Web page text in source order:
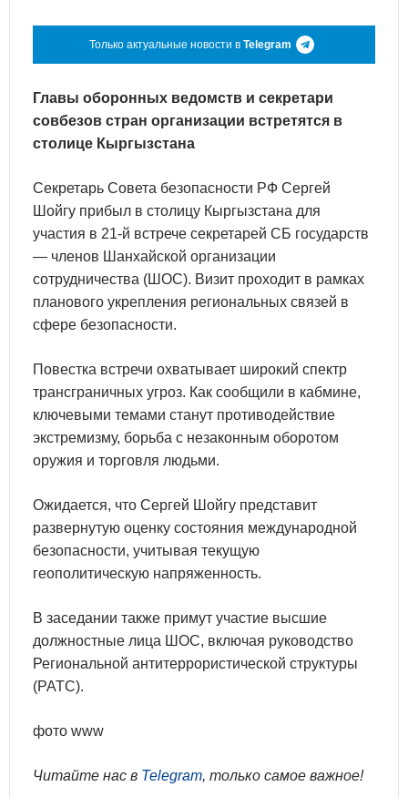
Только актуальные новости в Telegram
Главы оборонных ведомств и секретари
совбезов стран организации встретятся в
столице Кыргызстана
Секретарь Совета безопасности РФ Сергей
Шойгу прибыл в столицу Кыргызстана для
участия в 21-й встрече секретарей СБ государств
— членов Шанхайской организации
сотрудничества (ШОС). Визит проходит в рамках
планового укрепления региональных связей в
сфере безопасности.
Повестка встречи охватывает широкий спектр
трансграничных угроз. Как сообщили в кабмине,
ключевыми темами станут противодействие
экстремизму, борьба с незаконным оборотом
оружия и торговля людьми.
Ожидается, что Сергей Шойгу представит
развернутую оценку состояния международной
безопасности, учитывая текущую
геополитическую напряженность.
В заседании также примут участие высшие
должностные лица ШОС, включая руководство
Региональной антитеррористической структуры
(РАТС).
фото www
Читайте нас в Telegram, только самое важное!